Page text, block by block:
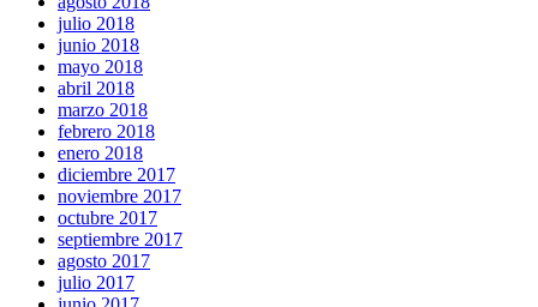
julio 2018
junio 2018
mayo 2018
abril 2018
marzo 2018
febrero 2018
enero 2018
diciembre 2017
noviembre 2017
octubre 2017
septiembre 2017
agosto 2017
julio 2017